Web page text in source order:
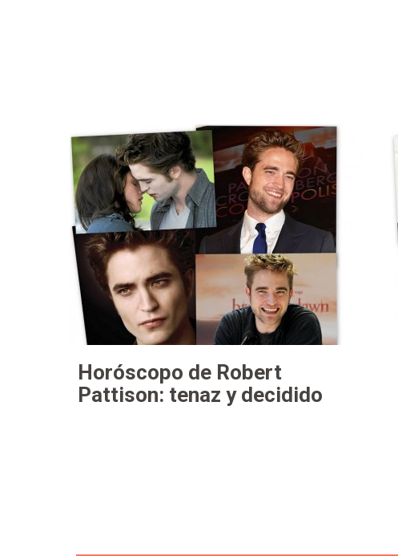
Horóscopo de Robert
Pattison: tenaz y decidido